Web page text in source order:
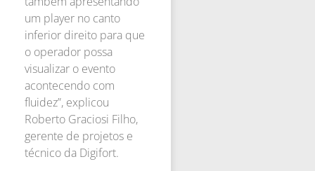
um player no canto
inferior direito para que
o operador possa
visualizar o evento
acontecendo com
fluidez”, explicou
Roberto Graciosi Filho,
gerente de projetos e
técnico da Digifort.